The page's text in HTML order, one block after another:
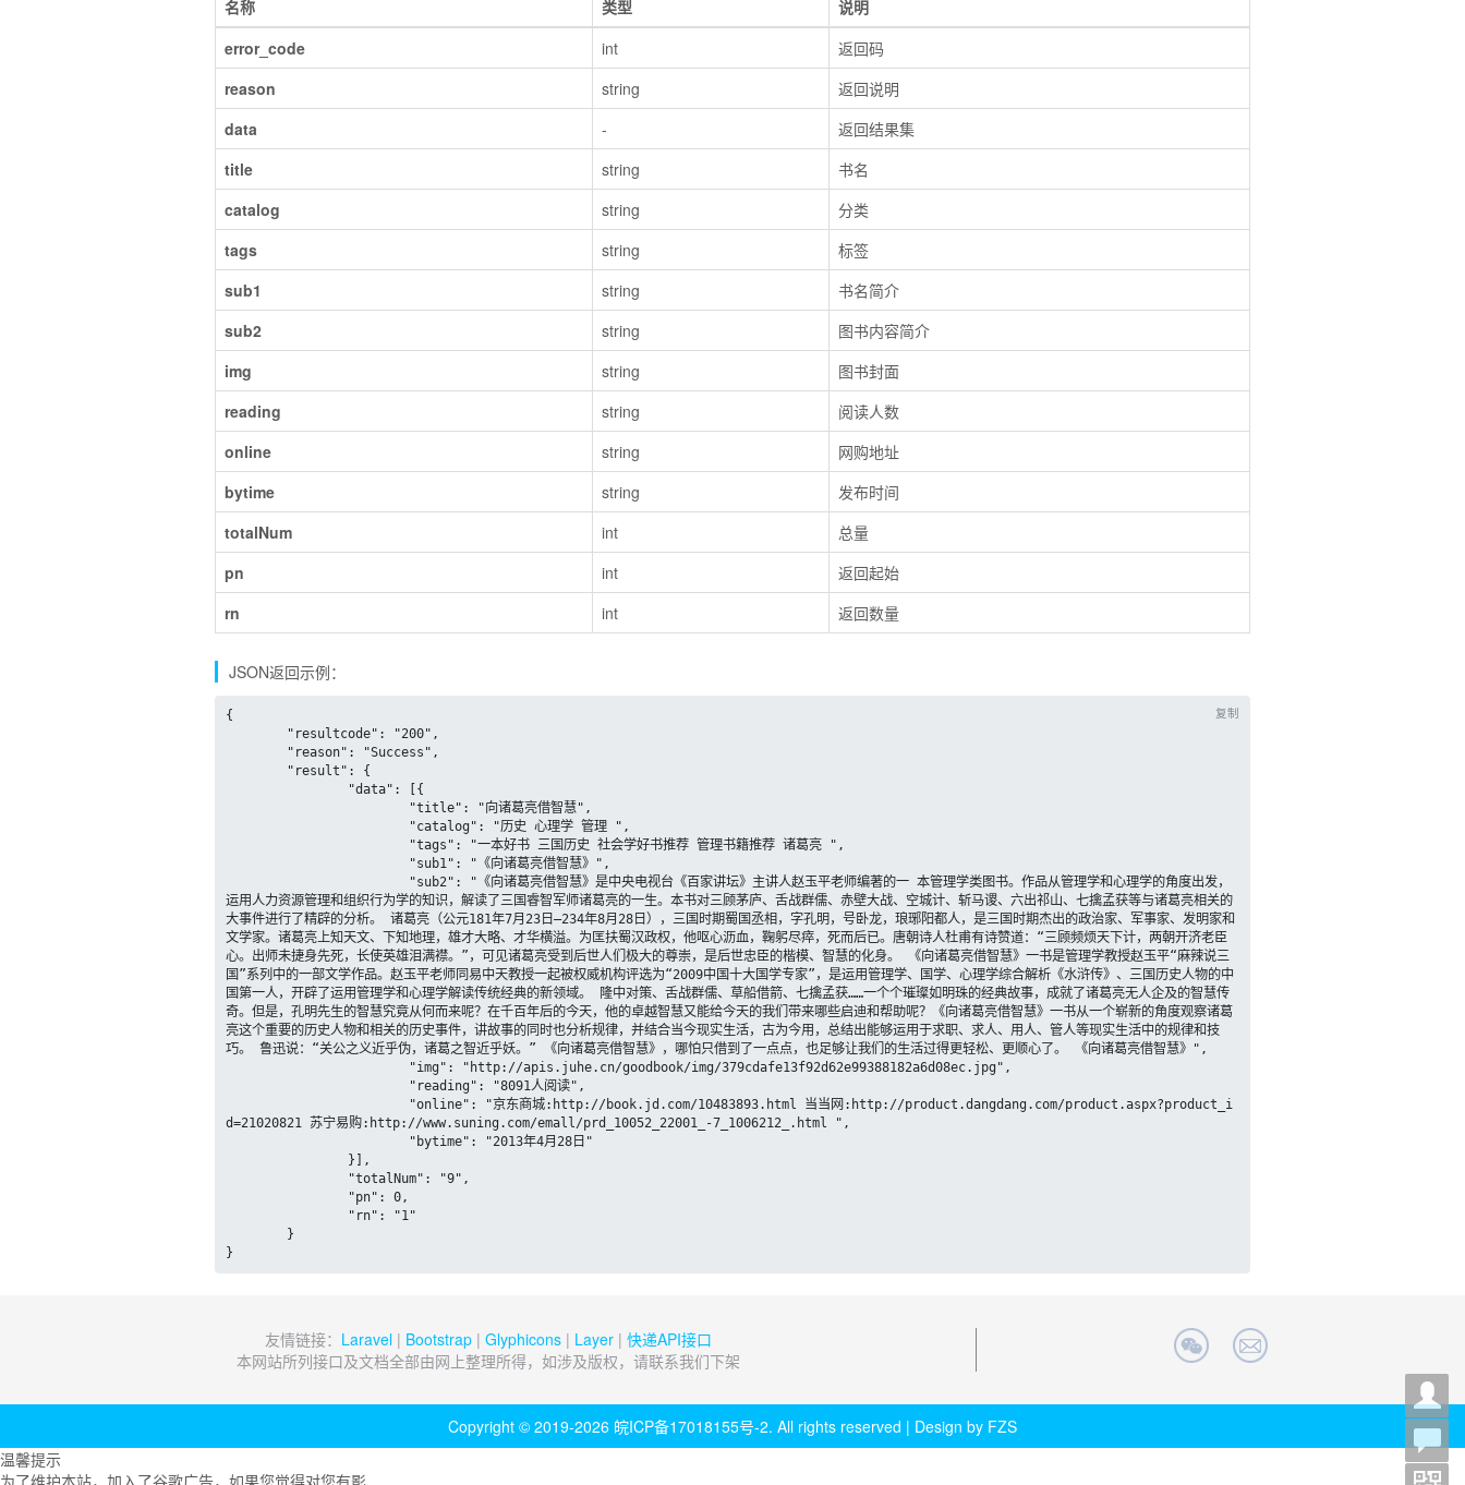
名称 类型
说明
error_code
int
返回码
reason
string
返回说明
data
-
返回结果集
title
string
书名
catalog
string
分类
tags
string
标签
sub1
string
书名简介
sub2
string
图书内容简介
img
string
图书封面
reading
string
阅读人数
online
string
网购地址
bytime
string
发布时间
totalNum
int
总量
pn
int
返回起始
rn
int 返回数量
JSON返回示例：
复制
{
运用人力资源管理和组织行为学的知识，解读了三国睿智军师诸葛亮的一生。本书对三顾茅庐、舌战群儒、赤壁大战、空城计、斩马谡、六出祁山、七擒孟获等与诸葛亮相关的
大事件进行了精辟的分析。 诸葛亮（公元181年7月23日—234年8月28日），三国时期蜀国丞相，字孔明，号卧龙，琅琊阳都人，是三国时期杰出的政治家、军事家、发明家和
文学家。诸葛亮上知天文、下知地理，雄才大略、才华横溢。为匡扶蜀汉政权，他呕心沥血，鞠躬尽瘁，死而后已。唐朝诗人杜甫有诗赞道：“三顾频烦天下计，两朝开济老臣
心。出师未捷身先死，长使英雄泪满襟。”，可见诸葛亮受到后世人们极大的尊崇，是后世忠臣的楷模、智慧的化身。 《向诸葛亮借智慧》一书是管理学教授赵玉平“麻辣说三
国”系列中的一部文学作品。赵玉平老师同易中天教授一起被权威机构评选为“2009中国十大国学专家”，是运用管理学、国学、心理学综合解析《水浒传》、三国历史人物的中
国第一人，开辟了运用管理学和心理学解读传统经典的新领域。 隆中对策、舌战群儒、草船借箭、七擒孟获……一个个璀璨如明珠的经典故事，成就了诸葛亮无人企及的智慧传
奇。但是，孔明先生的智慧究竟从何而来呢？在千百年后的今天，他的卓越智慧又能给今天的我们带来哪些启迪和帮助呢？《向诸葛亮借智慧》一书从一个崭新的角度观察诸葛
亮这个重要的历史人物和相关的历史事件，讲故事的同时也分析规律，并结合当今现实生活，古为今用，总结出能够运用于求职、求人、用人、管人等现实生活中的规律和技
巧。 鲁迅说：“关公之义近乎伪，诸葛之智近乎妖。” 《向诸葛亮借智慧》，哪怕只借到了一点点，也足够让我们的生活过得更轻松、更顺心了。 《向诸葛亮借智慧》",
d=21020821 苏宁易购:http://www.suning.com/emall/prd_10052_22001_-7_1006212_.html ",
}
友情链接： Laravel| Bootstrap| Glyphicons| Layer| 快递API接口
本网站所列接口及文档全部由网上整理所得，如涉及版权，请联系我们下架
Copyright © 2019-2026 皖ICP备17018155号-2. All rights reserved | Design by FZS
温馨提示
为了维护本站，加入了谷歌广告，如果您觉得对您有影